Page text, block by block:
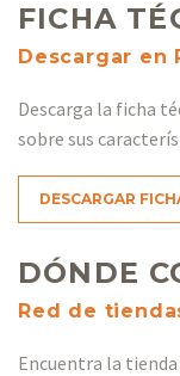
FICHA
Descargar en
Descarga la ficha
sobre sus
DESCARGAR
DÓNDE
Red de
Encuentra la